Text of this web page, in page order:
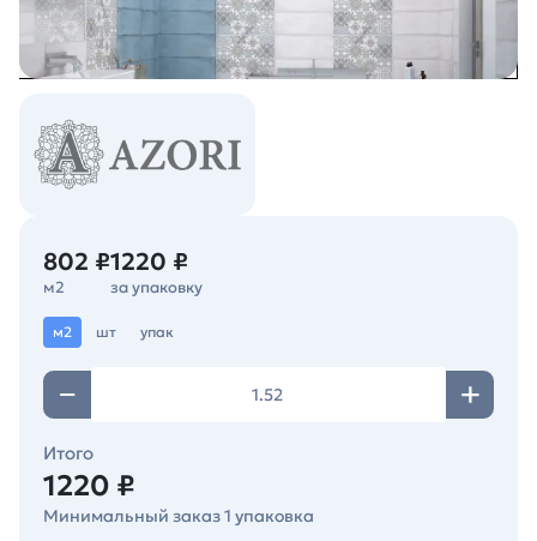
802 ₽
м2
1220 ₽
за упаковку
м2 шт упак
Итого
1220 ₽
Минимальный заказ 1 упаковка